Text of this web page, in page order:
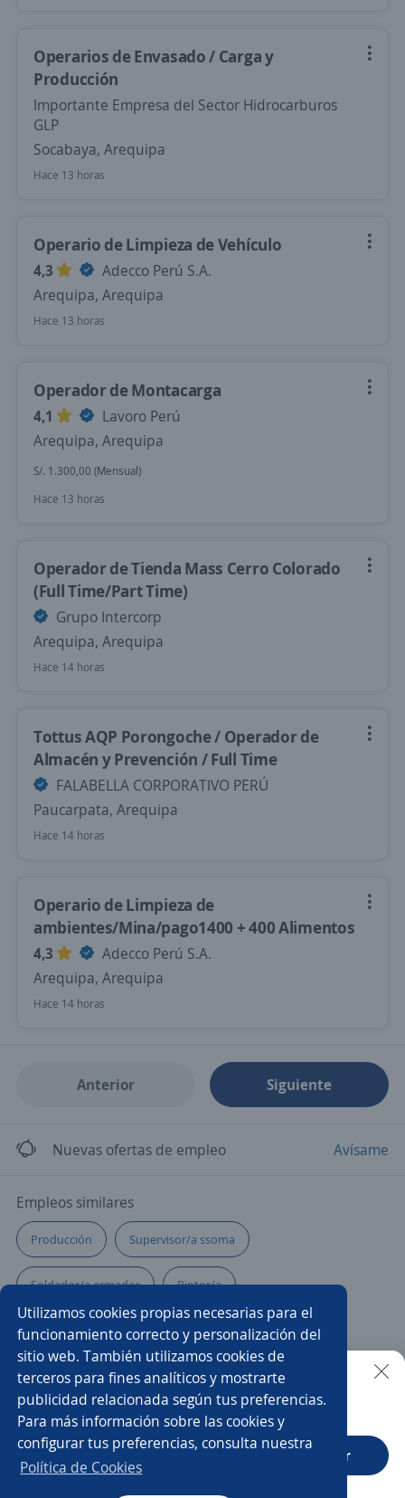
Operarios de Envasado / Carga y
Producción
Importante Empresa del Sector Hidrocarburos
GLP
Socabaya, Arequipa
Hace 13 horas
Operario de Limpieza de Vehículo
4,3
Adecco Perú S.A.
Arequipa, Arequipa
Hace 13 horas
Operador de Montacarga
4,1
Lavoro Perú
Arequipa, Arequipa
S/. 1.300,00 (Mensual)
Hace 13 horas
Operador de Tienda Mass Cerro Colorado
(Full Time/Part Time)
Grupo Intercorp
Arequipa, Arequipa
Hace 14 horas
Tottus AQP Porongoche / Operador de
Almacén y Prevención / Full Time
FALABELLA CORPORATIVO PERÚ
Paucarpata, Arequipa
Hace 14 horas
Operario de Limpieza de
ambientes/Mina/pago1400 + 400 Alimentos
4,3
Adecco Perú S.A.
Arequipa, Arequipa
Hace 14 horas
Anterior Siguiente
Nuevas ofertas de empleo Avísame
Empleos similares
Producción Supervisor/a ssoma
Soldador/a armador Pintor/a
Operador/a de producción Ayudante de limpieza
Almacenista Operarios/as Personal de seguridad
Mercaderista Operador/a de maquinaria
Prevencionista de riesgos
Buscar es más fácil en la app
CT App Abrir
Utilizamos cookies propias necesarias para el
funcionamiento correcto y personalización del
sitio web. También utilizamos cookies de
terceros para fines analíticos y mostrarte
publicidad relacionada según tus preferencias.
Para más información sobre las cookies y
configurar tus preferencias, consulta nuestra
Política de Cookies